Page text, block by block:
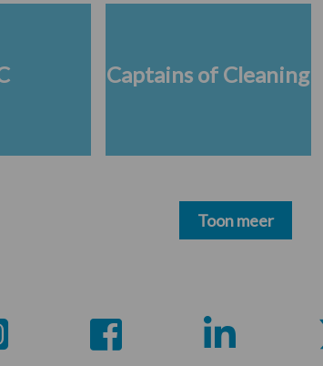
Captains of Cleaning
Toon meer